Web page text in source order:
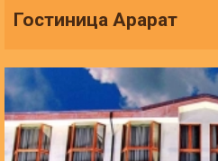
Гостиница Арарат